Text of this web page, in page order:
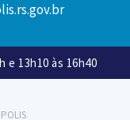
e 13h10 às 16h40